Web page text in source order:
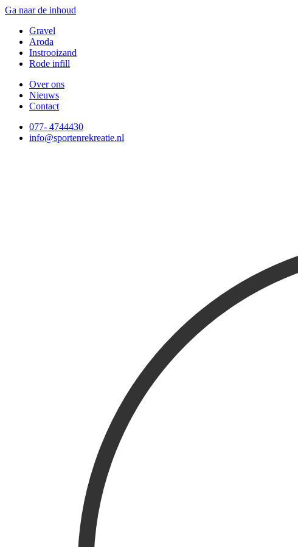
Ga naar de inhoud
Gravel
Aroda
Instrooizand
Rode infill
Over ons
Nieuws
Contact
077- 4744430
info@sportenrekreatie.nl